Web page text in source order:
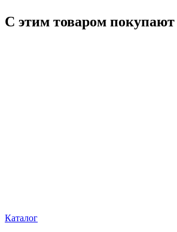
С этим товаром покупают
Каталог